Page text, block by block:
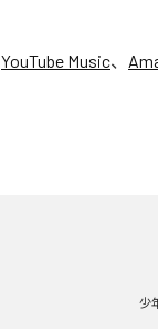
YouTube Music、
少